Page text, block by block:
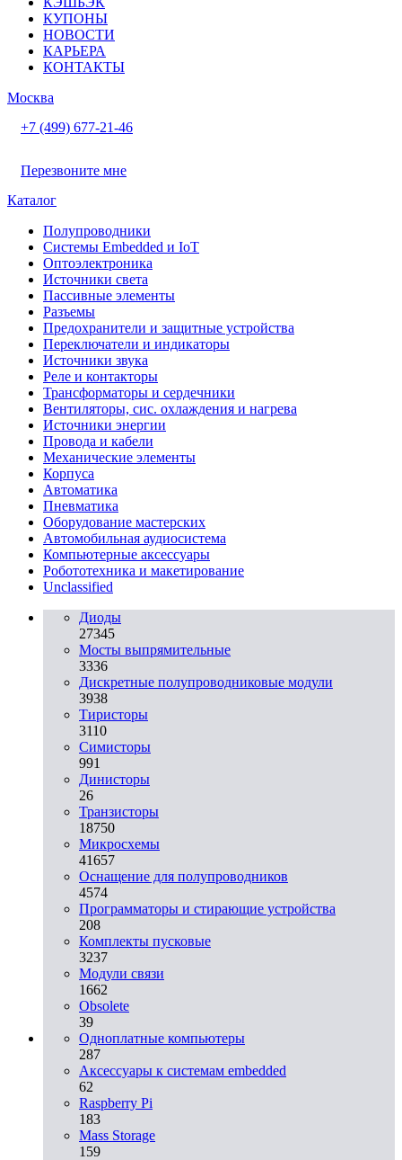
КУПОНЫ
НОВОСТИ
КАРЬЕРА
КОНТАКТЫ
Москва
+7 (499) 677-21-46
Перезвоните мне
Каталог
Полупроводники
Системы Embedded и IoT
Oптоэлектроника
Источники света
Пассивные элементы
Разъeмы
Предохранители и защитные устройства
Переключатели и индикаторы
Источники звука
Реле и контакторы
Трансформаторы и сердечники
Вентиляторы, сис. охлаждения и нагрева
Источники энергии
Провода и кабели
Механические элементы
Корпуса
Автоматика
Пневматика
Оборудование мастерских
Автомобильная аудиосистема
Компьютерные аксессуары
Робототехника и макетирование
Unclassified
Диоды
27345
Мосты выпрямительные
3336
Дискретные полупроводниковые модули
3938
Тиристоры
3110
Симисторы
991
Динисторы
26
Транзисторы
18750
Микросхемы
41657
Оснащение для полупроводников
4574
Программаторы и стирающие устройства
208
Комплекты пусковые
3237
Модули связи
1662
Obsolete
39
Одноплатные компьютеры
287
Аксессуары к системам embedded
62
Raspberry Pi
183
Mass Storage
159